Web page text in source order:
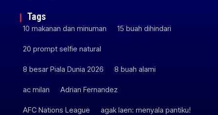
Tags
10 makanan dan minuman 15 buah dihindari
20 prompt selfie natural
8 besar Piala Dunia 2026 8 buah alami
ac milan Adrian Fernandez
AFC Nations League agak laen: menyala pantiku!